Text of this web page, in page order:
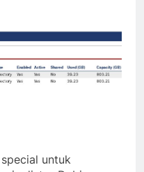
untuk